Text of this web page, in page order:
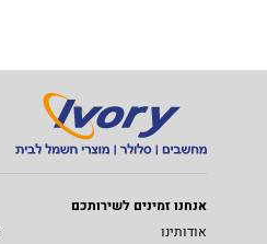
אנחנו זמינים לשירותכם
אודותינו